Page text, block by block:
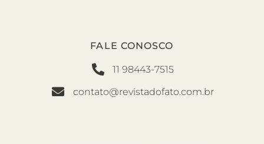
FALE CONOSCO
11 98443-7515
contato@revistadofato.com.br